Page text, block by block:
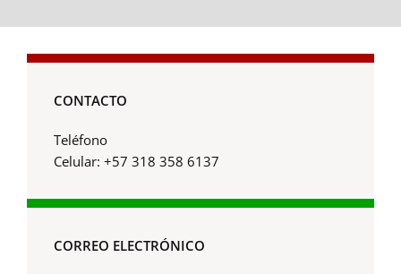
CONTACTO
Teléfono
Celular: +57 318 358 6137
CORREO ELECTRÓNICO